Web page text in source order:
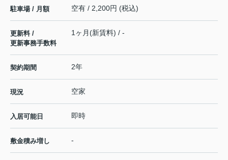
駐車場 / 月額 空有 / 2,200円 (税込)
更新料 /
更新事務手数料
1ヶ月(新賃料) / -
契約期間 2年
現況 空家
入居可能日 即時
敷金積み増し -